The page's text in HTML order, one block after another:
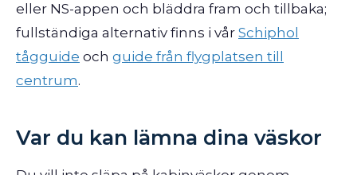
eller NS-appen och bläddra fram och tillbaka;
fullständiga alternativ finns i vår Schiphol
tågguide och guide från flygplatsen till
centrum.
Var du kan lämna dina väskor